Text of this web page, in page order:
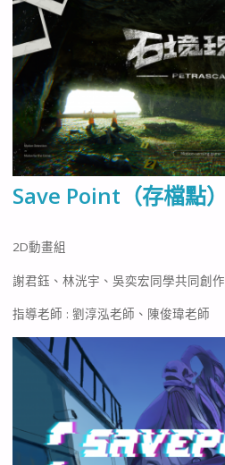
Save Point（存檔點）
2D動畫組
謝君鈺、林洸宇、吳奕宏同學共同創作
指導老師 : 劉淳泓老師、陳俊瑋老師